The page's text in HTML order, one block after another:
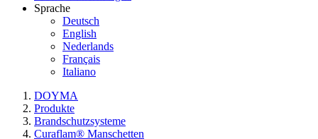
Sprache
Deutsch
English
Nederlands
Français
Italiano
DOYMA
Produkte
Brandschutzsysteme
Curaflam® Manschetten